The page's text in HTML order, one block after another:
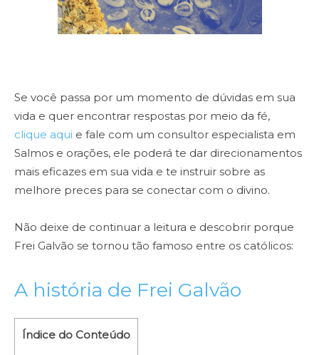
Se você passa por um momento de dúvidas em sua
vida e quer encontrar respostas por meio da fé,
clique aqui e fale com um consultor especialista em
Salmos e orações, ele poderá te dar direcionamentos
mais eficazes em sua vida e te instruir sobre as
melhore preces para se conectar com o divino.
Não deixe de continuar a leitura e descobrir porque
Frei Galvão se tornou tão famoso entre os católicos:
A história de Frei Galvão
Índice do Conteúdo